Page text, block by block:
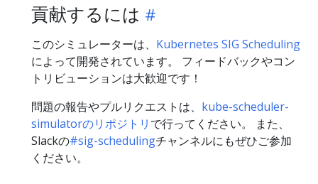
貢献するには
このシミュレーターは、 Kubernetes SIG Scheduling
によって開発されています。 フィードバックやコン
トリビューションは大歓迎です！
問題の報告やプルリクエストは、 kube-scheduler-
simulatorのリポジトリ で行ってください。 また、
Slackの#sig-schedulingチャンネルにもぜひご参加
ください。